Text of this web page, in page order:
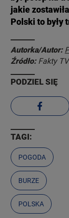
jakie
Polski to były
Autorka/Autor:
Źródło: Fakty
PODZIEL SIĘ
TAGI:
POGODA
BURZE
POLSKA